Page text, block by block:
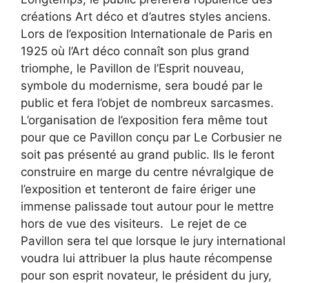
créations Art déco et d’autres styles anciens.
Lors de l’exposition Internationale de Paris en
1925 où l’Art déco connaît son plus grand
triomphe, le Pavillon de l’Esprit nouveau,
symbole du modernisme, sera boudé par le
public et fera l’objet de nombreux sarcasmes.
L’organisation de l’exposition fera même tout
pour que ce Pavillon conçu par Le Corbusier ne
soit pas présenté au grand public. Ils le feront
construire en marge du centre névralgique de
l’exposition et tenteront de faire ériger une
immense palissade tout autour pour le mettre
hors de vue des visiteurs. Le rejet de ce
Pavillon sera tel que lorsque le jury international
voudra lui attribuer la plus haute récompense
pour son esprit novateur, le président du jury,